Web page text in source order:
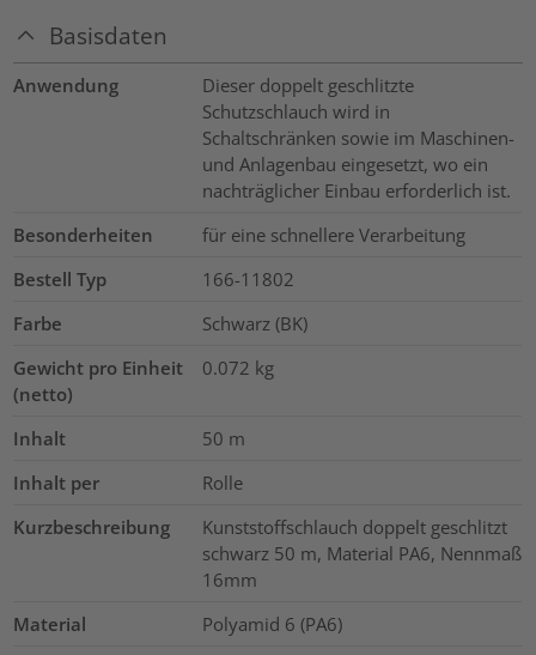
Basisdaten
Anwendung
Dieser doppelt geschlitzte
Schutzschlauch wird in
Schaltschränken sowie im Maschinen-
und Anlagenbau eingesetzt, wo ein
nachträglicher Einbau erforderlich ist.
Besonderheiten
für eine schnellere Verarbeitung
Bestell Typ
166-11802
Farbe
Schwarz (BK)
Gewicht pro Einheit
(netto)
0.072 kg
Inhalt 50 m
Inhalt per
Rolle
Kurzbeschreibung
Kunststoffschlauch doppelt geschlitzt
schwarz 50 m, Material PA6, Nennmaß
16mm
Material
Polyamid 6 (PA6)